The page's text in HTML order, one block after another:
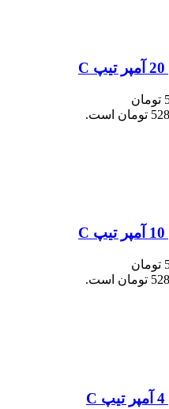
قیمت اصلی 568,800 تومان
قیمت اصلی 568,800 تومان